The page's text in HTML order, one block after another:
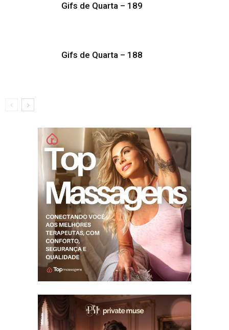
Gifs de Quarta – 189
Gifs de Quarta – 188